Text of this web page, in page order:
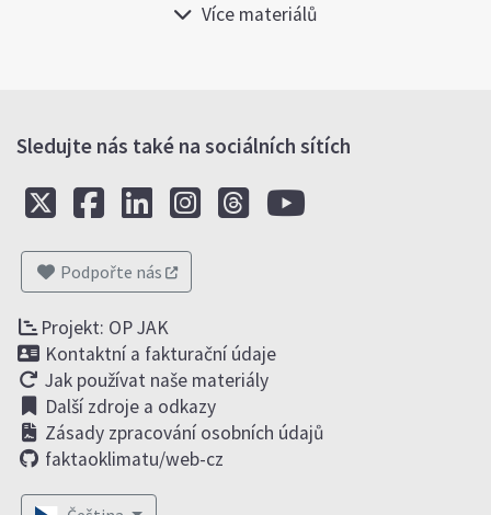
Více materiálů
Sledujte nás také na sociálních sítích
Podpořte nás
Projekt: OP JAK
Kontaktní a fakturační údaje
Jak používat naše materiály
Další zdroje a odkazy
Zásady zpracování osobních údajů
faktaoklimatu/web-cz